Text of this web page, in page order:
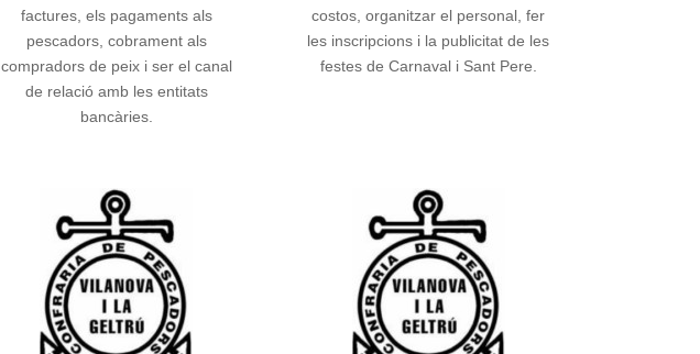
factures, els pagaments als
pescadors, cobrament als
compradors de peix i ser el canal
de relació amb les entitats
bancàries.
costos, organitzar el personal, fer
les inscripcions i la publicitat de les
festes de Carnaval i Sant Pere.